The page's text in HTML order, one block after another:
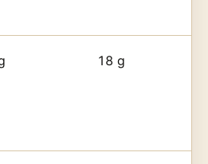
18 g